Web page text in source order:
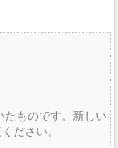
たものです。新しい
ださい。